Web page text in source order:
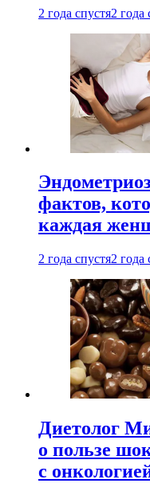
2 года спустя2 года
фактов,
каждая
2 года спустя2 года
Диетолог
о пользе
с